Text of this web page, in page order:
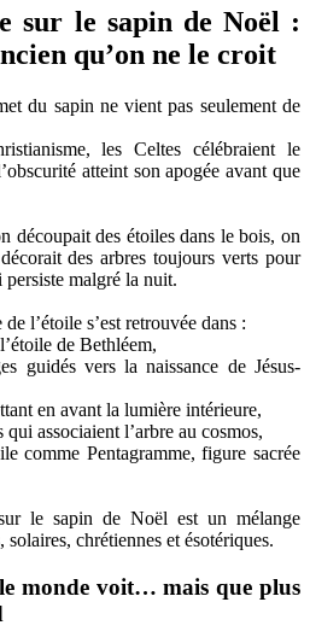
sur le sapin de Noël :
qu’on ne le croit
du sapin ne vient pas seulement de
les Celtes célébraient le
atteint son apogée avant que
découpait des étoiles dans le bois, on
des arbres toujours verts pour
malgré la nuit.
l’étoile s’est retrouvée dans :
de Bethléem,
guidés vers la naissance de Jésus-
en avant la lumière intérieure,
qui associaient l’arbre au cosmos,
comme Pentagramme, figure sacrée
le sapin de Noël est un mélange
chrétiennes et ésotériques.
monde voit… mais que plus